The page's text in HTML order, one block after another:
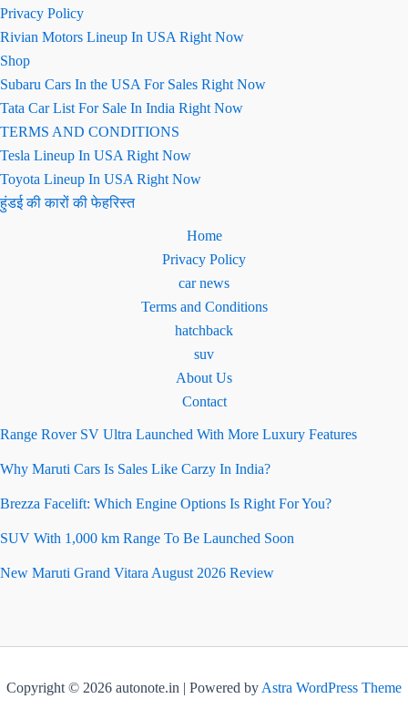
Privacy Policy
Rivian Motors Lineup In USA Right Now
Shop
Subaru Cars In the USA For Sales Right Now
Tata Car List For Sale In India Right Now
TERMS AND CONDITIONS
Tesla Lineup In USA Right Now
Toyota Lineup In USA Right Now
हुंडई की कारों की फेहरिस्त
Home
Privacy Policy
car news
Terms and Conditions
hatchback
suv
About Us
Contact
Range Rover SV Ultra Launched With More Luxury Features
Why Maruti Cars Is Sales Like Carzy In India?
Brezza Facelift: Which Engine Options Is Right For You?
SUV With 1,000 km Range To Be Launched Soon
New Maruti Grand Vitara August 2026 Review
Copyright © 2026 autonote.in | Powered by Astra WordPress Theme